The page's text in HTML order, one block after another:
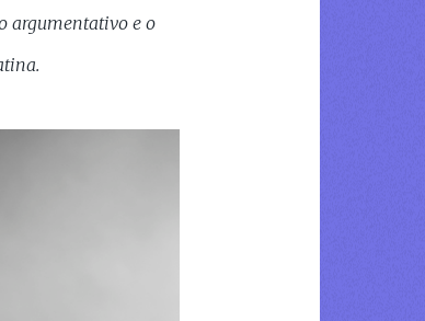
argumentativo e o